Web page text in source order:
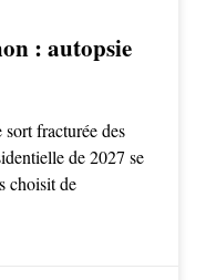
: autopsie
fracturée des
de 2027 se
choisit de